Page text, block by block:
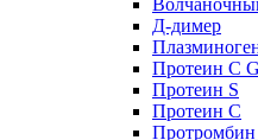
Д-димер
Протеин C
Протеин S
Протеин С